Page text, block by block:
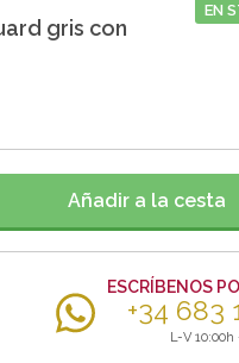
gris con
EN
Añadir a la cesta
ESCRÍBENOS
+34 683
L-V 10:00h